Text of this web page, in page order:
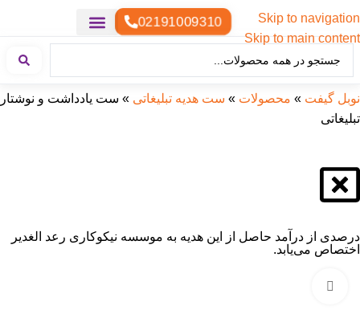
Skip to navigation
Skip to main content
02191009310
نوبل گیفت » محصولات » ست هدیه تبلیغاتی » ست یادداشت و نوشتار
تبلیغاتی
درصدی از درآمد حاصل از این هدیه به موسسه نیکوکاری رعد الغدیر
اختصاص می‌یابد.